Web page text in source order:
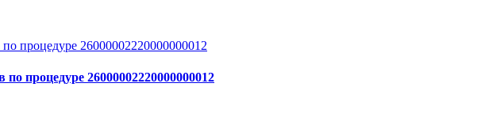
процедуре 26000002220000000012
процедуре 26000002220000000012